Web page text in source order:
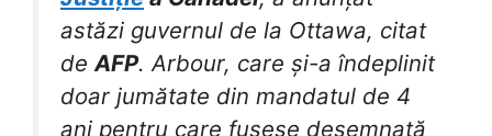
astăzi guvernul de la Ottawa, citat
de AFP. Arbour, care și-a îndeplinit
doar jumătate din mandatul de 4
ani pentru care fusese desemnată